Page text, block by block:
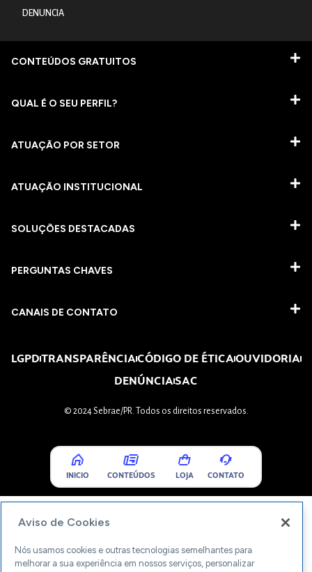
DENUNCIA
CONTEÚDOS GRATUITOS
QUAL É O SEU PERFIL?
ATUAÇÃO POR SETOR
ATUAÇÃO INSTITUCIONAL
SOLUÇÕES DESTACADAS
PERGUNTAS CHAVES​
CANAIS DE CONTATO
LGPDTRANSPARÊNCIACÓDIGO DE ÉTICAOUVIDORIA
DENÚNCIASAC
© 2024 Sebrae/PR. Todos os direitos reservados.
INICIO CONTEÚDOS LOJA CONTATO
Aviso de Cookies
Nós usamos cookies e outras tecnologias semelhantes para
melhorar a sua experiência em nossos serviços, personalizar